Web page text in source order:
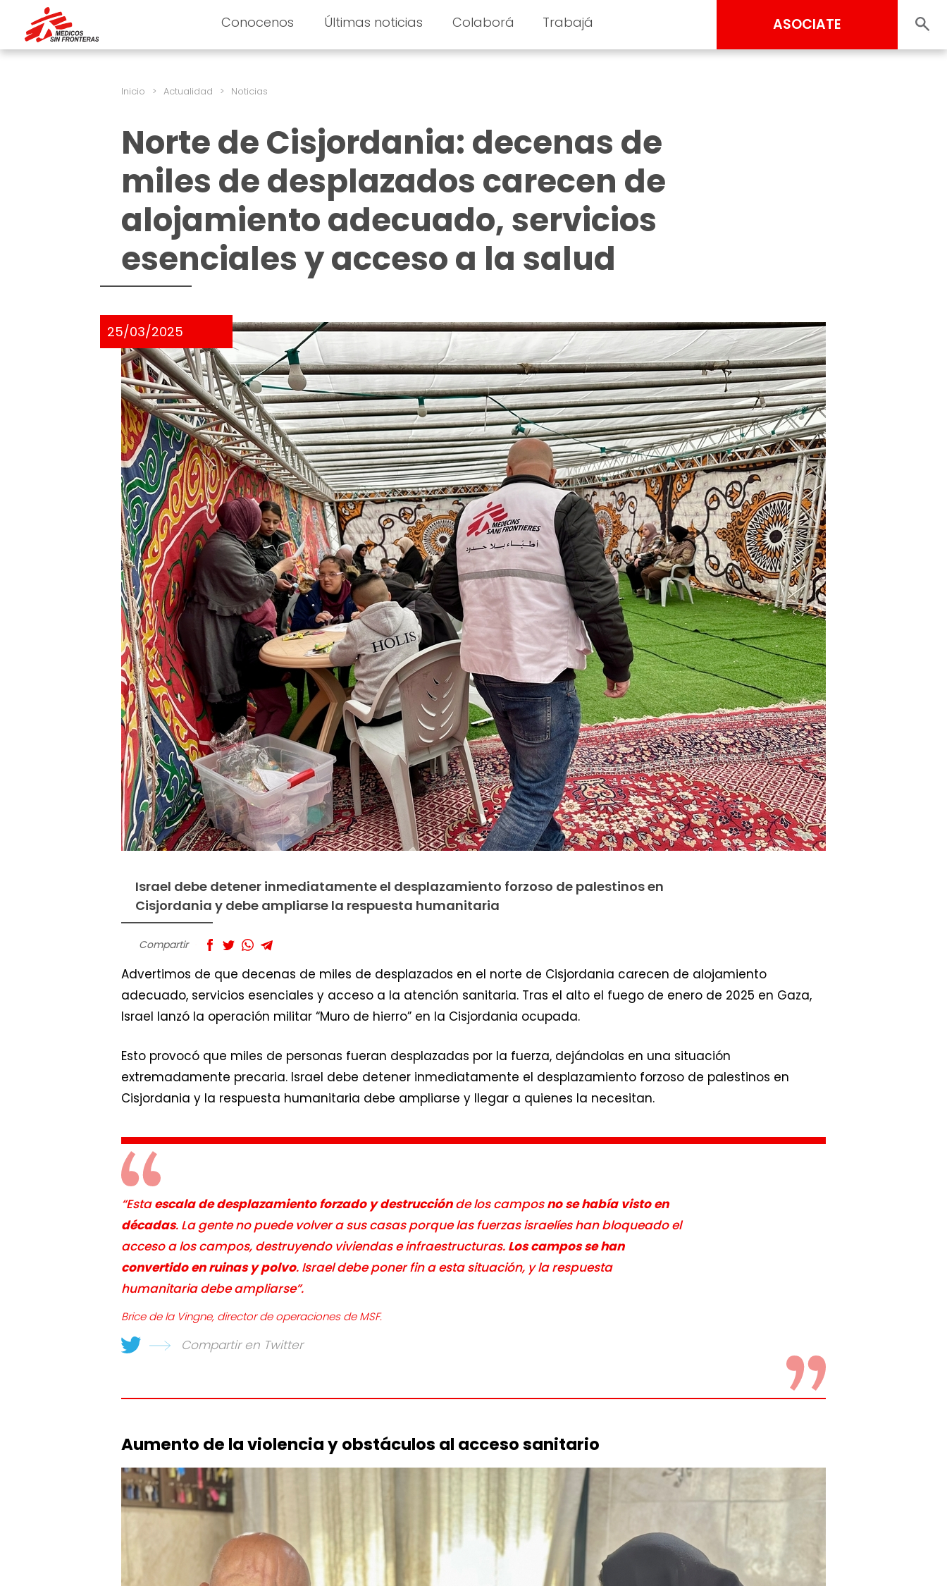
Conocenos Últimas noticias Colaborá Trabajá ASOCIATE
Inicio > Actualidad > Noticias
Norte de Cisjordania: decenas de
miles de desplazados carecen de
alojamiento adecuado, servicios
esenciales y acceso a la salud
25/03/2025
Israel debe detener inmediatamente el desplazamiento forzoso de palestinos en
Cisjordania y debe ampliarse la respuesta humanitaria
Compartir
Advertimos de que decenas de miles de desplazados en el norte de Cisjordania carecen de alojamiento
adecuado, servicios esenciales y acceso a la atención sanitaria. Tras el alto el fuego de enero de 2025 en Gaza,
Israel lanzó la operación militar “Muro de hierro” en la Cisjordania ocupada.
Esto provocó que miles de personas fueran desplazadas por la fuerza, dejándolas en una situación
extremadamente precaria. Israel debe detener inmediatamente el desplazamiento forzoso de palestinos en
Cisjordania y la respuesta humanitaria debe ampliarse y llegar a quienes la necesitan.
“Estaescala de desplazamiento forzado y destrucciónde los camposno se había visto en
décadas. La gente no puede volver a sus casas porque las fuerzas israelíes han bloqueado el
acceso a los campos, destruyendo viviendas e infraestructuras. Los campos se han
convertido en ruinas y polvo. Israel debe poner fin a esta situación, y la respuesta
humanitaria debe ampliarse”.
Brice de la Vingne, director de operaciones de MSF.
Compartir en Twitter
Aumento de la violencia y obstáculos al acceso sanitario